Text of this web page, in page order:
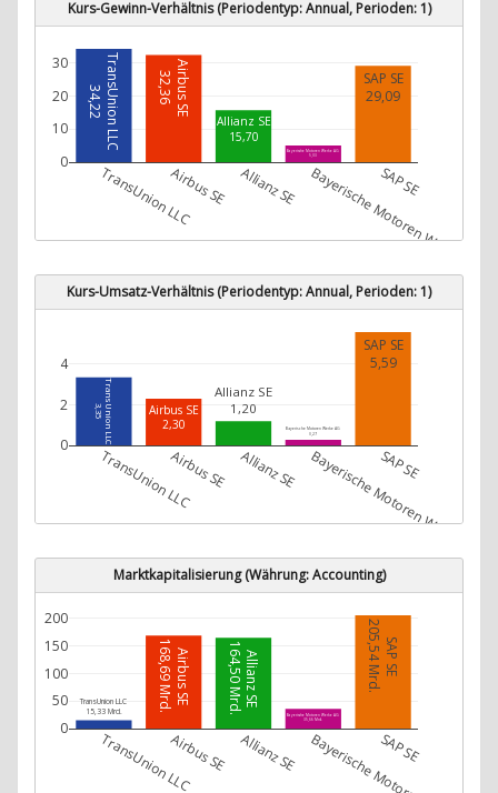
Kurs-Gewinn-Verhältnis (Periodentyp: Annual, Perioden: 1)
TransUnion LLC
34,22 Airbus SE
32,36
Allianz SE
15,70
Bayerische Motoren Werke AG
5,03
SAP SE
29,09
TransUnion LLCAirbus SE Allianz SE Bayerische Motoren Werke AG
SAP SE
0
10
20
30
Kurs-Umsatz-Verhältnis (Periodentyp: Annual, Perioden: 1)
TransUnion LLC
3,35 Airbus SE
2,30
Allianz SE
1,20
Bayerische Motoren Werke AG
0,27
SAP SE
5,59
TransUnion LLCAirbus SE Allianz SE Bayerische Motoren Werke AG
SAP SE
0
2
4
Marktkapitalisierung (Währung: Accounting)
TransUnion LLC
15,33 Mrd.
Airbus SE
168,69 Mrd. Allianz SE
164,50 Mrd.
Bayerische Motoren Werke AG
35,66 Mrd.
SAP SE
205,54 Mrd.
TransUnion LLCAirbus SE Allianz SE SAP SE
0
50
100
150
200